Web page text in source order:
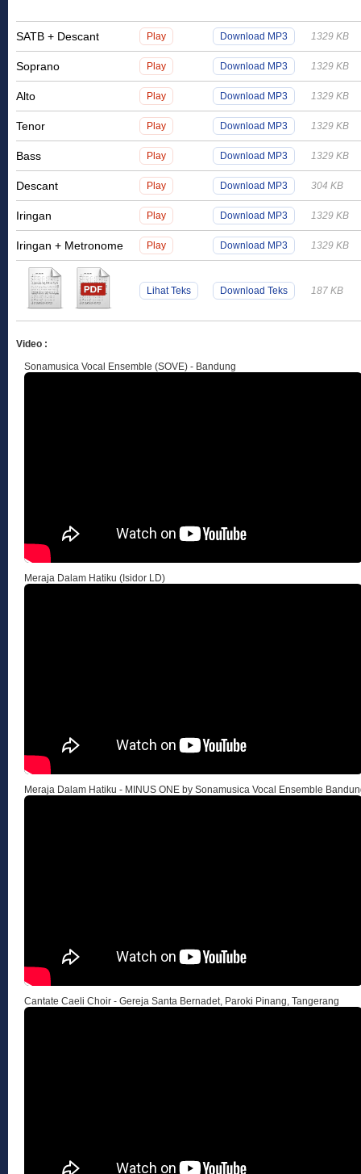
SATB + Descant Play Download MP3 1329 KB
Soprano Play Download MP3 1329 KB
Alto Play Download MP3 1329 KB
Tenor Play Download MP3 1329 KB
Bass Play Download MP3 1329 KB
Descant Play Download MP3 304 KB
Iringan Play Download MP3 1329 KB
Iringan + Metronome Play Download MP3 1329 KB
Lihat Teks Download Teks 187 KB
Video :
Sonamusica Vocal Ensemble (SOVE) - Bandung
Meraja Dalam Hatiku (Isidor LD)
Meraja Dalam Hatiku - MINUS ONE by Sonamusica Vocal Ensemble
Cantate Caeli Choir - Gereja Santa Bernadet, Paroki Pinang, Tangerang